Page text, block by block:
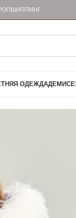
ОДЕЖДА